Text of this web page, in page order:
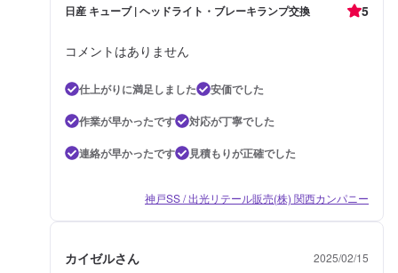
日産 キューブ | ヘッドライト・ブレーキランプ交換 5
コメントはありません
仕上がりに満足しました
安価でした
作業が早かったです
対応が丁寧でした
連絡が早かったです
見積もりが正確でした
神戸SS / 出光リテール販売(株) 関西カンパニー
カイゼルさん 2025/02/15